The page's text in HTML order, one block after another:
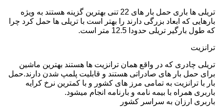
تریلی ها باری حمل بار های 22 تنی بهترین گزینه هستند به ویژه
بارهایی که ابعاد بزرگی دارند را بهتر است با تریلی ها حمل کرد چرا
که طول بارگیر تریلی حدودا 12.5 متر است.
ترانزیت
تریلی چادری که در واقع همان ترانزیت ها هستند بهترین ماشین
برای حمل بار های صادراتی هستند و قابلیت پلمپ شدن دارند.حمل
بار با ترانزیت به تمامی مرز های کشور و با کمترین نرخ کرایه
باربری همراه با بیمه نامه و بارنامه انجام میشود.
باربری ارزان به سراسر کشور